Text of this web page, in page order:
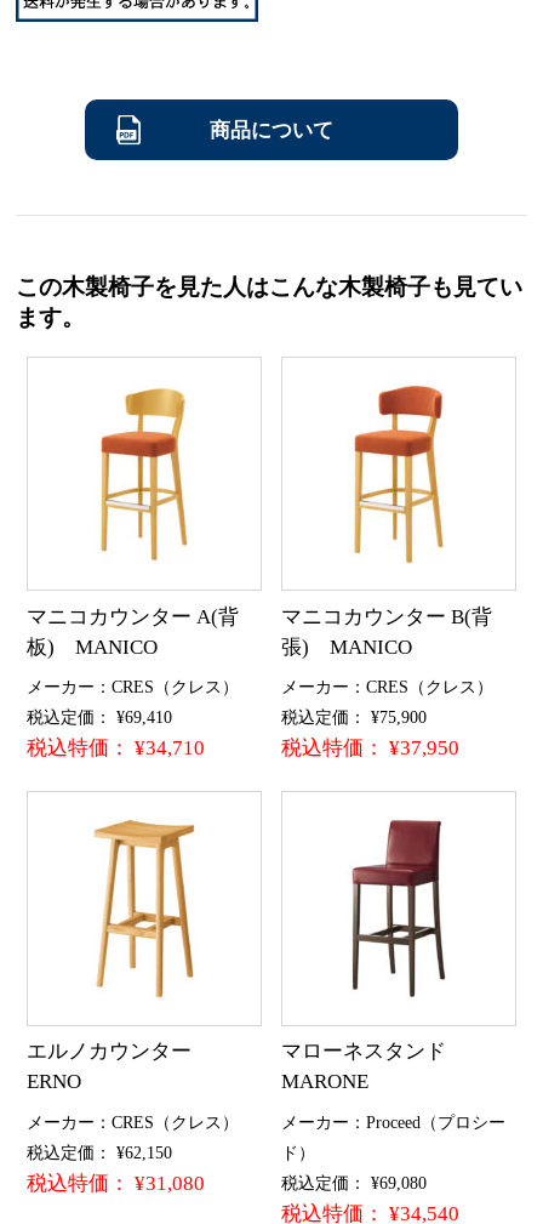
商品について
この木製椅子を見た人はこんな木製椅子も見てい
ます。
マニコカウンター A(背
板) MANICO
メーカー：CRES（クレス）
税込定価： ¥69,410
税込特価： ¥34,710
マニコカウンター B(背
張) MANICO
メーカー：CRES（クレス）
税込定価： ¥75,900
税込特価： ¥37,950
エルノカウンター
ERNO
メーカー：CRES（クレス）
税込定価： ¥62,150
税込特価： ¥31,080
マローネスタンド
MARONE
メーカー：Proceed（プロシー
ド）
税込定価： ¥69,080
税込特価： ¥34,540